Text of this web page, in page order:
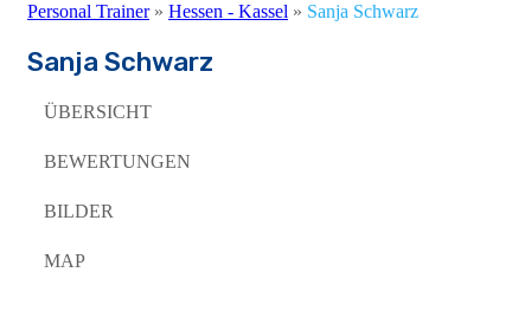
Personal Trainer» Hessen - Kassel » Sanja Schwarz
Sanja Schwarz
ÜBERSICHT
BEWERTUNGEN
BILDER
MAP